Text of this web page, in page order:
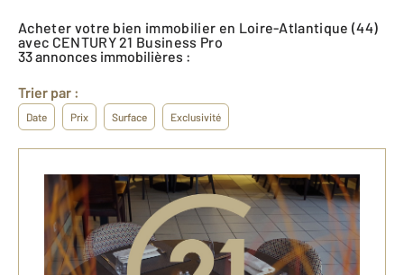
Acheter votre bien immobilier en Loire-Atlantique (44)
avec CENTURY 21 Business Pro
33 annonces immobilières :
Trier par :
Date Prix Surface Exclusivité